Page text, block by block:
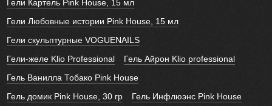
Гели Картель Pink House, 15 мл
Гели Любовные истории Pink House, 15 мл
Гели скульптурные VOGUENAILS
Гели-желе Klio Professional
Гель Айрон Klio professional
Гель Ванилла Тобако Pink House
Гель домик Pink House, 30 гр
Гель Инфлюэнс Pink House